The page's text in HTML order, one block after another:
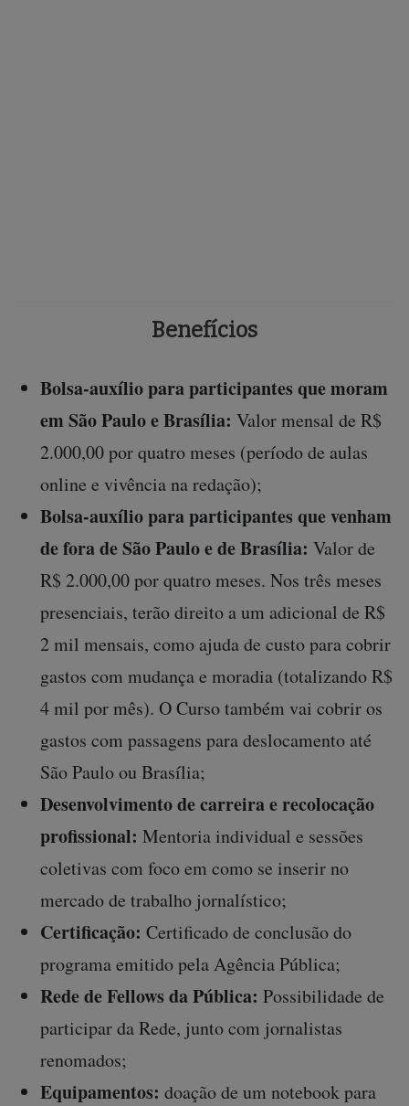
Benefícios
Bolsa-auxílio para participantes que moram
em São Paulo e Brasília: Valor mensal de R$
2.000,00 por quatro meses (período de aulas
online e vivência na redação);
Bolsa-auxílio para participantes que venham
de fora de São Paulo e de Brasília: Valor de
R$ 2.000,00 por quatro meses. Nos três meses
presenciais, terão direito a um adicional de R$
2 mil mensais, como ajuda de custo para cobrir
gastos com mudança e moradia (totalizando R$
4 mil por mês). O Curso também vai cobrir os
gastos com passagens para deslocamento até
São Paulo ou Brasília;
Desenvolvimento de carreira e recolocação
profissional: Mentoria individual e sessões
coletivas com foco em como se inserir no
mercado de trabalho jornalístico;
Certificação: Certificado de conclusão do
programa emitido pela Agência Pública;
Rede de Fellows da Pública: Possibilidade de
participar da Rede, junto com jornalistas
renomados;
Equipamentos: doação de um notebook para